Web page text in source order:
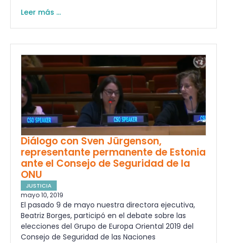
Leer más ...
Diálogo con Sven Jürgenson,
representante permanente de Estonia
ante el Consejo de Seguridad de la
ONU
JUSTICIA
mayo 10, 2019
El pasado 9 de mayo nuestra directora ejecutiva,
Beatriz Borges, participó en el debate sobre las
elecciones del Grupo de Europa Oriental 2019 del
Consejo de Seguridad de las Naciones